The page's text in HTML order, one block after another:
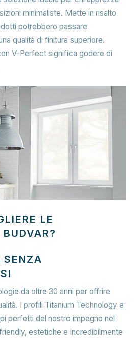
minimaliste. Mette in risalto
potrebbero passare
qualità di finitura superiore.
V-Perfect significa godere di
LE
SENZA
da oltre 30 anni per offrire
I profili Titanium Technology e
perfetti del nostro impegno nel
estetiche e incredibilmente